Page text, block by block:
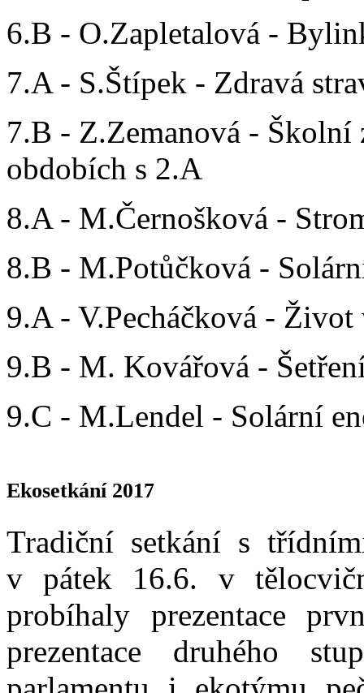
6.B - O.Zapletalová -
7.A - S.Štípek - Zdravá
7.B - Z.Zemanová - Školní
obdobích s 2.A
8.A - M.Černošková -
8.B - M.Potůčková -
9.A - V.Pecháčková -
9.B - M. Kovářová -
9.C - M.Lendel - Solární
Ekosetkání 2017
Tradiční setkání s
v pátek 16.6. v
probíhaly prezentace
prezentace druhého